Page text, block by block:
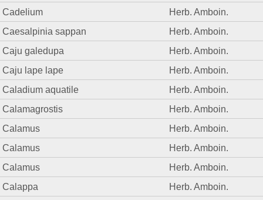
Cadelium
Herb. Amboin.
Caesalpinia sappan
Herb. Amboin.
Caju galedupa
Herb. Amboin.
Caju lape lape
Herb. Amboin.
Caladium aquatile
Herb. Amboin.
Calamagrostis
Herb. Amboin.
Calamus
Herb. Amboin.
Calamus
Herb. Amboin.
Calamus
Herb. Amboin.
Calappa
Herb. Amboin.